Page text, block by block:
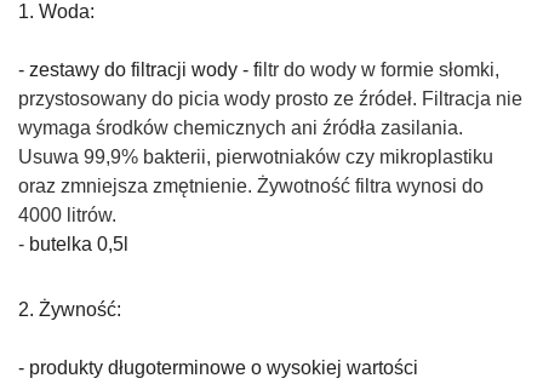
1. Woda:
- zestawy do filtracji wody - filtr do wody w formie słomki,
przystosowany do picia wody prosto ze źródeł. Filtracja nie
wymaga środków chemicznych ani źródła zasilania.
Usuwa 99,9% bakterii, pierwotniaków czy mikroplastiku
oraz zmniejsza zmętnienie. Żywotność filtra wynosi do
4000 litrów.
- butelka 0,5l
2. Żywność:
- produkty długoterminowe o wysokiej wartości